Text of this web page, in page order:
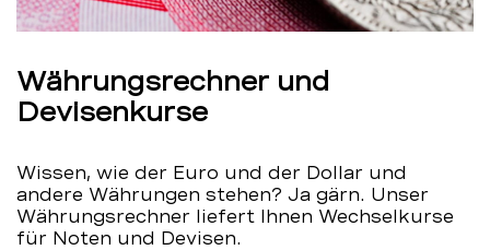
Währungsrechner und
Devisenkurse
Wissen, wie der Euro und der Dollar und
andere Währungen stehen? Ja gärn. Unser
Währungsrechner liefert Ihnen Wechselkurse
für Noten und Devisen.